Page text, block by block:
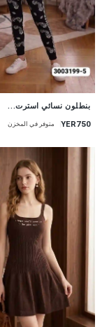
بنطلون نسائي استرت...
YER750 متوفر في المخزن